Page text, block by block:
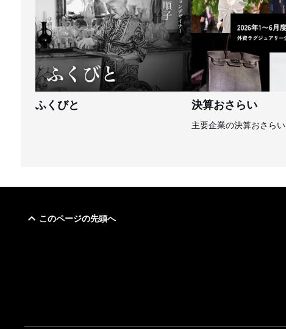
ふくびと 決算おさらい
主要企業の決算おさらい
このページの先頭へ